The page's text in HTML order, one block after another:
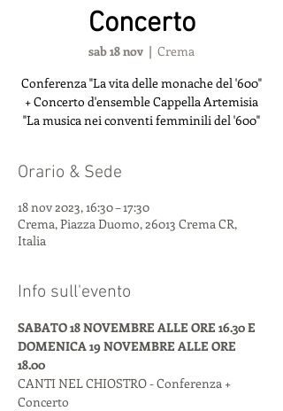
Concerto
sab 18 nov
  |
Crema
Conferenza "La vita delle monache del '600"
+ Concerto d'ensemble Cappella Artemisia
"La musica nei conventi femminili del '600"
Orario & Sede
18 nov 2023, 16:30 – 17:30
Crema, Piazza Duomo, 26013 Crema CR,
Italia
Info sull'evento
SABATO 18 NOVEMBRE ALLE ORE 16.30 E
DOMENICA 19 NOVEMBRE ALLE ORE
18.00
CANTI NEL CHIOSTRO - Conferenza +
Concerto